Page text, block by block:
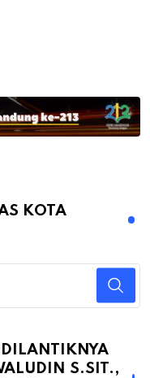
KOTA
DILANTIKNYA
S.SIT.,